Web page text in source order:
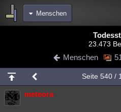
Menschen
Diskussionen Blogs
Chat Wiki Neuigkeiten
meine Rubriken
Menschen
23.473
Menschen
Seite 540/
meteora